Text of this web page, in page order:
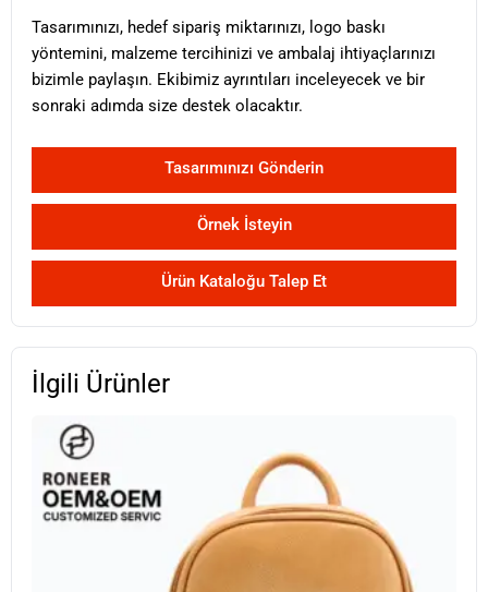
Tasarımınızı, hedef sipariş miktarınızı, logo baskı
yöntemini, malzeme tercihinizi ve ambalaj ihtiyaçlarınızı
bizimle paylaşın. Ekibimiz ayrıntıları inceleyecek ve bir
sonraki adımda size destek olacaktır.
Tasarımınızı Gönderin
Örnek İsteyin
Ürün Kataloğu Talep Et
İlgili Ürünler